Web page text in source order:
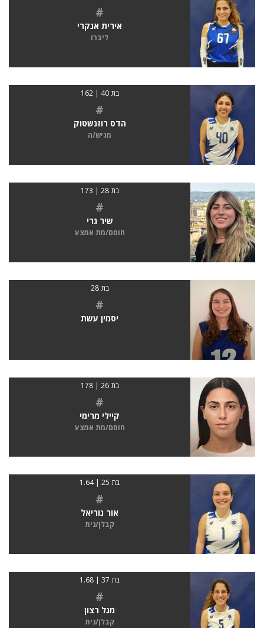
#
אירית אנקרי
ליברו
בת 40 | 162
#
הדס רוזנשטוק
מגיש/ה
בת 28 | 173
#
שיר גרי
חוסם/מת אמצע
בת 28
#
יסמין עשת
בת 26 | 178
#
קיילי מרימי
חוסם/מת אמצע
בת 25 | 1.64
#
אור נוריאל
קבלן/נית
בת 37 | 1.68
#
מגל רצון
קבלן/נית